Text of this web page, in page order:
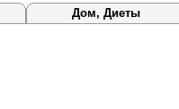
Дом, Диеты